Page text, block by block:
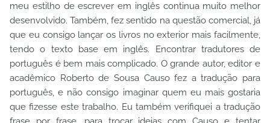
meu estilho de escrever em inglês continua muito melhor
desenvolvido. Também, fez sentido na questão comercial, já
que eu consigo lançar os livros no exterior mais facilmente,
tendo o texto base em inglês. Encontrar tradutores de
português é bem mais complicado. O grande autor, editor e
acadêmico Roberto de Sousa Causo fez a tradução para
português, e não consigo imaginar quem eu mais gostaria
que fizesse este trabalho. Eu também verifiquei a tradução